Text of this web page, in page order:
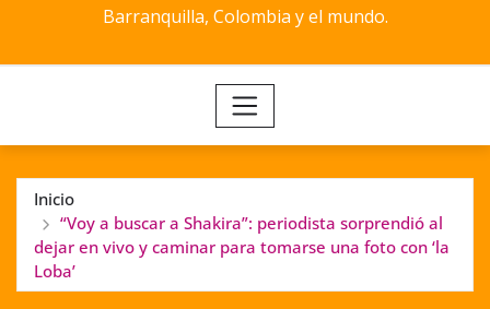
Barranquilla, Colombia y el mundo.
Inicio
“Voy a buscar a Shakira”: periodista sorprendió al
dejar en vivo y caminar para tomarse una foto con ‘la
Loba’